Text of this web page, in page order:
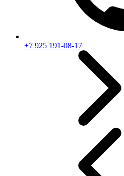
+7 925 191-08-17